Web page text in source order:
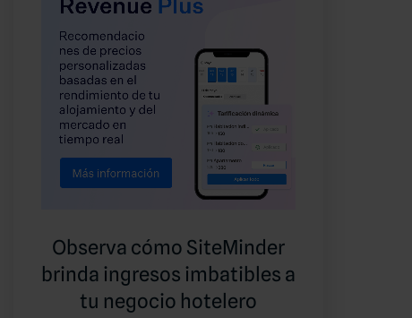
Observa cómo SiteMinder
brinda ingresos imbatibles a
tu negocio hotelero